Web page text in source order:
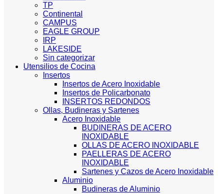
TP
Continental
CAMPUS
EAGLE GROUP
IRP
LAKESIDE
Sin categorizar
Utensilios de Cocina
Insertos
Insertos de Acero Inoxidable
Insertos de Policarbonato
INSERTOS REDONDOS
Ollas, Budineras y Sartenes
Acero Inoxidable
BUDINERAS DE ACERO
INOXIDABLE
OLLAS DE ACERO INOXIDABLE
PAELLERAS DE ACERO
INOXIDABLE
Sartenes y Cazos de Acero Inoxidable
Aluminio
Budineras de Aluminio